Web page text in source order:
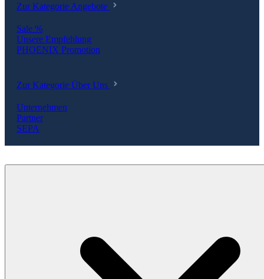
Zur Kategorie Angebote
Sale %
Unsere Empfehlung
PHOENIX Promotion
Zur Kategorie Über Uns
Unternehmen
Partner
SEPA